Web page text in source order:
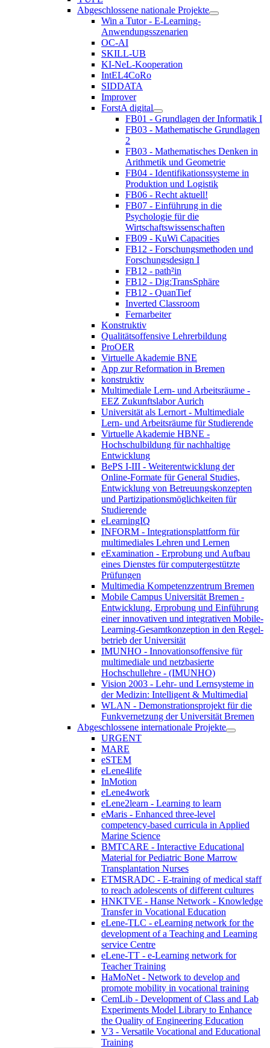
Abgeschlossene nationale Projekte
Win a Tutor - E-Learning-
Anwendungsszenarien
OC-AI
SKILL-UB
KI-NeL-Kooperation
IntEL4CoRo
SIDDATA
Improver
ForstA digital
FB01 - Grundlagen der Informatik I
FB03 - Mathematische Grundlagen
2
FB03 - Mathematisches Denken in
Arithmetik und Geometrie
FB04 - Identifikationssysteme in
Produktion und Logistik
FB06 - Recht aktuell!
FB07 - Einführung in die
Psychologie für die
Wirtschaftswissenschaften
FB09 - KuWi Capacities
FB12 - Forschungsmethoden und
Forschungsdesign I
FB12 - path²in
FB12 - Dig:TransSphäre
FB12 - QuanTief
Inverted Classroom
Fernarbeiter
Konstruktiv
Qualitätsoffensive Lehrerbildung
ProOER
Virtuelle Akademie BNE
App zur Reformation in Bremen
konstruktiv
Multimediale Lern- und Arbeitsräume -
EEZ Zukunftslabor Aurich
Universität als Lernort - Multimediale
Lern- und Arbeitsräume für Studierende
Virtuelle Akademie HBNE -
Hochschulbildung für nachhaltige
Entwicklung
BePS I-III - Weiterentwicklung der
Online-Formate für General Studies,
Entwicklung von Betreuungskonzepten
und Partizipationsmöglichkeiten für
Studierende
eLearningIQ
INFORM - Integrationsplattform für
multimediales Lehren und Lernen
eExamination - Erprobung und Aufbau
eines Dienstes für computergestützte
Prüfungen
Multimedia Kompetenzzentrum Bremen
Mobile Campus Universität Bremen -
Entwicklung, Erprobung und Einführung
einer innovativen und integrativen Mobile-
Learning-Gesamtkonzeption in den Regel-
betrieb der Universität
IMUNHO - Innovationsoffensive für
multimediale und netzbasierte
Hochschullehre - (IMUNHO)
Vision 2003 - Lehr- und Lernsysteme in
der Medizin: Intelligent & Multimedial
WLAN - Demonstrationsprojekt für die
Funkvernetzung der Universität Bremen
Abgeschlossene internationale Projekte
URGENT
MARE
eSTEM
eLene4life
InMotion
eLene4work
eLene2learn - Learning to learn
eMaris - Enhanced three-level
competency-based curricula in Applied
Marine Science
BMTCARE - Interactive Educational
Material for Pediatric Bone Marrow
Transplantation Nurses
ETMSRADC - E-training of medical staff
to reach adolescents of different cultures
HNKTVE - Hanse Network - Knowledge
Transfer in Vocational Education
eLene-TLC - eLearning network for the
development of a Teaching and Learning
service Centre
eLene-TT - e-Learning network for
Teacher Training
HaMoNet - Network to develop and
promote mobility in vocational training
CemLib - Development of Class and Lab
Experiments Model Library to Enhance
the Quality of Engineering Education
V3 - Versatile Vocational and Educational
Training